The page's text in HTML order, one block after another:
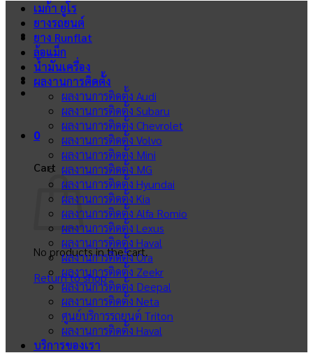
0
Cart
No products in the cart.
Return to shop
เมก้า ยูโร
ยางรถยนต์
ยาง Runflat
ล้อแม็ก
น้ำมันเครื่อง
ผลงานการติดตั้ง
ผลงานการติดตั้ง Audi
ผลงานการติดตั้ง Subaru
ผลงานการติดตั้ง Chevrolet
ผลงานการติดตั้ง Volvo
ผลงานการติดตั้ง Mini
ผลงานการติดตั้ง MG
ผลงานการติดตั้ง Hyundai
ผลงานการติดตั้ง Kia
ผลงานการติดตั้ง Alfa Romio
ผลงานการติดตั้ง Lexus
ผลงานการติดตั้ง Haval
ผลงานการติดตั้ง Ora
ผลงานการติดตั้ง Zeekr
ผลงานการติดตั้ง Deepal
ผลงานการติดตั้ง Neta
ศูนย์บริการรถยนต์ Triton
ผลงานการติดตั้ง Haval
บริการของเรา